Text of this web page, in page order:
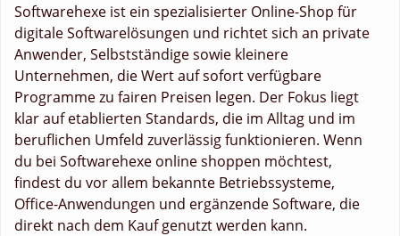
Softwarehexe ist ein spezialisierter Online-Shop für
digitale Softwarelösungen und richtet sich an private
Anwender, Selbstständige sowie kleinere
Unternehmen, die Wert auf sofort verfügbare
Programme zu fairen Preisen legen. Der Fokus liegt
klar auf etablierten Standards, die im Alltag und im
beruflichen Umfeld zuverlässig funktionieren. Wenn
du bei Softwarehexe online shoppen möchtest,
findest du vor allem bekannte Betriebssysteme,
Office-Anwendungen und ergänzende Software, die
direkt nach dem Kauf genutzt werden kann.